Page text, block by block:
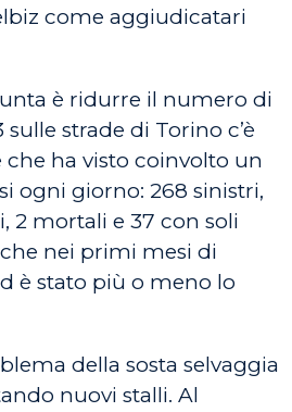
come aggiudicatari
è ridurre il numero di
strade di Torino c’è
ha visto coinvolto un
ogni giorno: 268 sinistri,
2 mortali e 37 con soli
nei primi mesi di
è stato più o meno lo
della sosta selvaggia
nuovi stalli. Al